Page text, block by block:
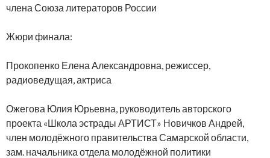
члена Союза литераторов России
Жюри финала:
Прокопенко Елена Александровна, режиссер,
радиоведущая, актриса
Ожегова Юлия Юрьевна, руководитель авторского
проекта «Школа эстрады АРТИСТ» Новичков Андрей,
член молодёжного правительства Самарской области,
зам. начальника отдела молодёжной политики